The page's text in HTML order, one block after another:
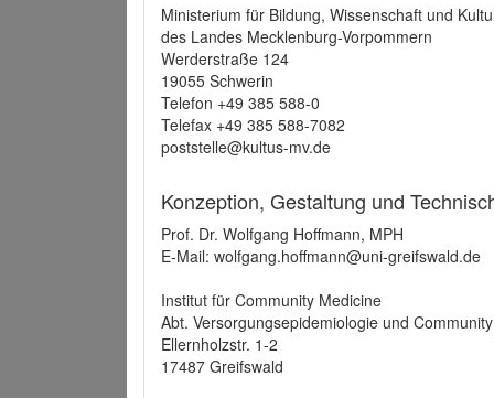
Ministerium für Bildung, Wissenschaft und
des Landes Mecklenburg-Vorpommern
Werderstraße 124
19055 Schwerin
Telefon +49 385 588-0
Telefax +49 385 588-7082
poststelle@kultus-mv.de
Konzeption, Gestaltung und
Prof. Dr. Wolfgang Hoffmann, MPH
E-Mail: wolfgang.hoffmann@uni-greifswald.de
Institut für Community Medicine
Abt. Versorgungsepidemiologie und
Ellernholzstr. 1-2
17487 Greifswald